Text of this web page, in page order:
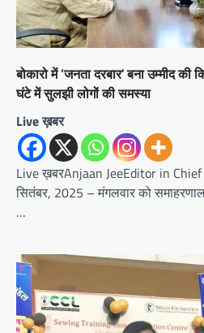
बोकारो में ‘जनता दरबार’ बना उम्मीद
घंटे में सुलझी लोगों की समस्या
Live ख़बर
Live ख़बरAnjaan JeeEditor in Chief
सितंबर, 2025 – मंगलवार को
…